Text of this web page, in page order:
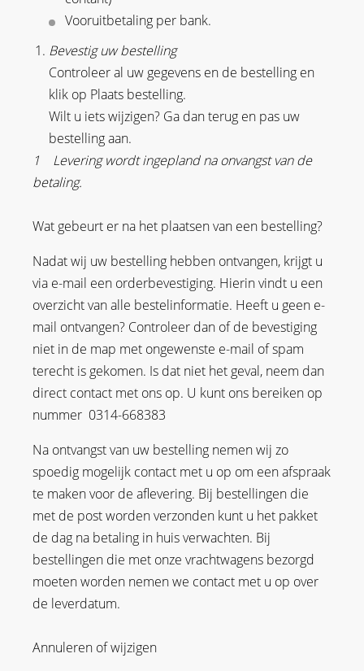
Vooruitbetaling per bank.
Bevestig uw bestelling
Controleer al uw gegevens en de bestelling en
klik op Plaats bestelling.
Wilt u iets wijzigen? Ga dan terug en pas uw
bestelling aan.
1 Levering wordt ingepland na onvangst van de
betaling.
Wat gebeurt er na het plaatsen van een bestelling?
Nadat wij uw bestelling hebben ontvangen, krijgt u
via e-mail een orderbevestiging. Hierin vindt u een
overzicht van alle bestelinformatie. Heeft u geen e-
mail ontvangen? Controleer dan of de bevestiging
niet in de map met ongewenste e-mail of spam
terecht is gekomen. Is dat niet het geval, neem dan
direct contact met ons op. U kunt ons bereiken op
nummer 0314-668383
Na ontvangst van uw bestelling nemen wij zo
spoedig mogelijk contact met u op om een afspraak
te maken voor de aflevering. Bij bestellingen die
met de post worden verzonden kunt u het pakket
de dag na betaling in huis verwachten. Bij
bestellingen die met onze vrachtwagens bezorgd
moeten worden nemen we contact met u op over
de leverdatum.
Annuleren of wijzigen